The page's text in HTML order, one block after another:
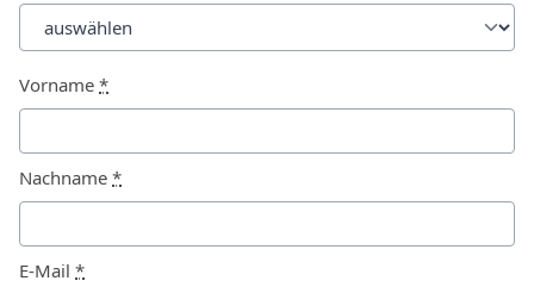
Vorname *
Nachname *
E-Mail *